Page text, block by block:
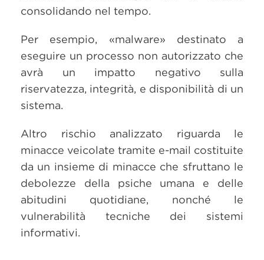
consolidando nel tempo.
Per esempio, «malware» destinato a
eseguire un processo non autorizzato che
avrà un impatto negativo sulla
riservatezza, integrità, e disponibilità di un
sistema.
Altro rischio analizzato riguarda le
minacce veicolate tramite e-mail costituite
da un insieme di minacce che sfruttano le
debolezze della psiche umana e delle
abitudini quotidiane, nonché le
vulnerabilità tecniche dei sistemi
informativi.